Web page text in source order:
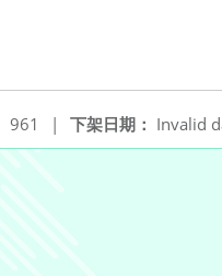
下架日期： Invalid
961 |